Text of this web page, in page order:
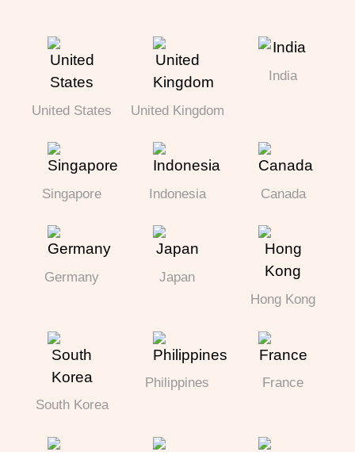
United States United Kingdom
India
Singapore Indonesia Canada
Germany
Japan
Hong Kong
South Korea
Philippines France